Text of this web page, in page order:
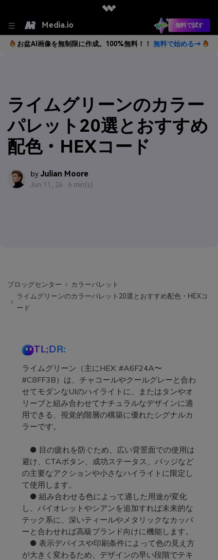
Media.io 無料で試す
お盆AI画像を無制限に作成。100%無料！！ 無料で始める→
ライムグリーンのカラー
パレット20選とおすすめ
配色・HEXコード
by Julian Moore
Jun 11, 26 · 6 min(s)
ブロッグセンター
カラーパレット
ライムグリーンのカラーパレット20選とおすすめ配色・HEXコ
ード
TL;DR:
ライムグリーン（主にHEX: #A6F24A〜
#C8FF3B）は、チャコールやクールグレーと合わ
せてモダンなUIのハイライトに、またはタンやオ
リーブと組み合わせてナチュラルなデザインに適
用できる、視覚的階層の構築に優れたシグナルカ
ラーです。
● 目の疲れを防ぐため、広い背景面での使用は
避け、CTAボタン、成功ステータス、バッジなど
の主要なアクションや小さなハイライトに限定し
て使用します。
● 組み合わせる色によって適した用途が変化
し、バイオレットやシアンを追加すれば未来的な
テック系に、深いティールやメタリックなカッパ
ーと合わせれば高級ブランド向けに機能します。
● 表示デバイスや印刷条件によって色の見え方
が大きく変わるため、デザインの早い段階でテキ